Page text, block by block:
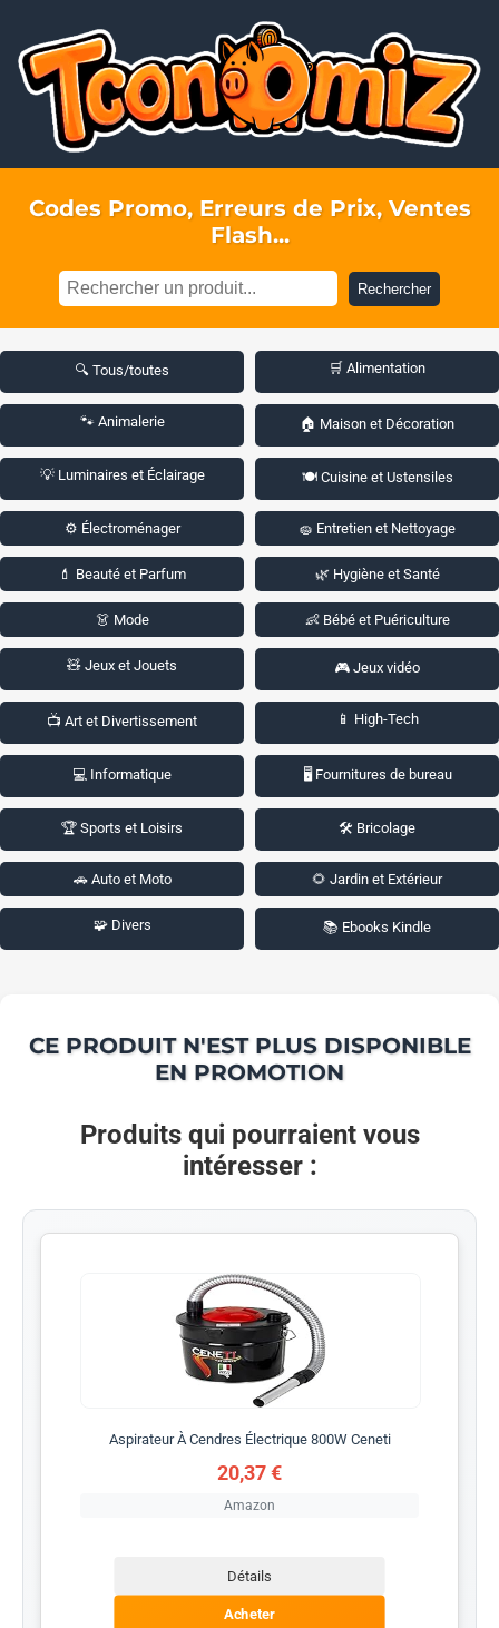
Codes Promo, Erreurs de Prix, Ventes
Flash...
Rechercher
🔍 Tous/toutes 🛒 Alimentation
🐾 Animalerie 🏠 Maison et Décoration
💡 Luminaires et Éclairage 🍽️ Cuisine et Ustensiles
⚙️ Électroménager 🧽 Entretien et Nettoyage
💄 Beauté et Parfum 🌿 Hygiène et Santé
👗 Mode 👶 Bébé et Puériculture
🧸 Jeux et Jouets 🎮 Jeux vidéo
📺 Art et Divertissement 📱 High-Tech
💻 Informatique 🖥️ Fournitures de bureau
🏆 Sports et Loisirs 🛠️ Bricolage
🚗 Auto et Moto 🌻 Jardin et Extérieur
🧩 Divers 📚 Ebooks Kindle
CE PRODUIT N'EST PLUS DISPONIBLE
EN PROMOTION
Produits qui pourraient vous
intéresser :
Aspirateur À Cendres Électrique 800W Ceneti
20,37 €
Amazon
Détails
Acheter